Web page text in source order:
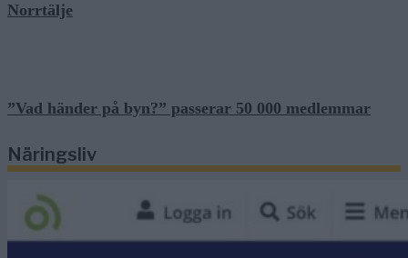
Norrtälje
”Vad händer på byn?” passerar 50 000 medlemmar
Näringsliv